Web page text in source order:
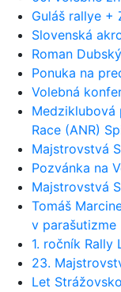
Guláš rallye +
Slovenská
Roman
Ponuka na
Volebná
Medziklubová
Race (ANR)
Majstrovstvá
Pozvánka na
Majstrovstvá
Tomáš
v parašutizme
1. ročník Rally
23.
Let